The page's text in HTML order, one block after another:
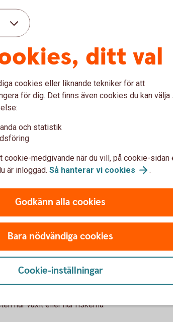
vilket kan ge större
enklare än i en
firma.
aktiebolag
har vuxit eller när riskerna
ditt val
cookies eller liknande tekniker för att
för dig. Det finns även cookies du kan välja
och statistik
cookie-medgivande när du vill, på cookie-sidan
är inloggad. Så hanterar vi cookies .
Godkänn alla cookies
Bara nödvändiga cookies
Cookie-inställningar